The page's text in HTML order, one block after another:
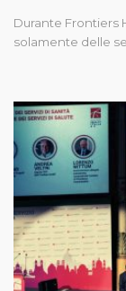
Durante Frontiers
solamente delle